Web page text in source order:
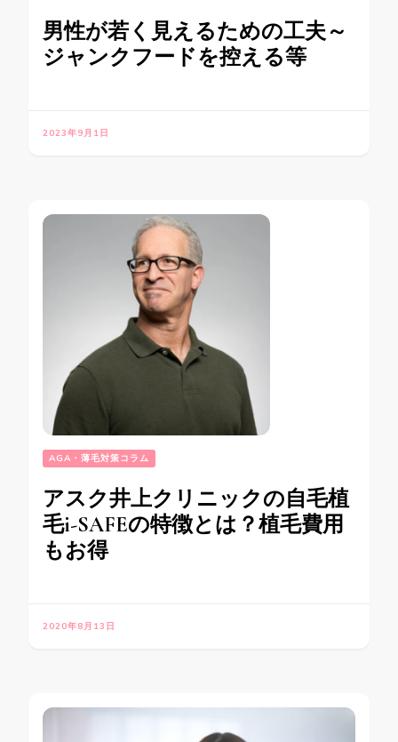
男性が若く見えるための工夫～
ジャンクフードを控える等
2023年9月1日
AGA・薄毛対策コラム
アスク井上クリニックの自毛植
毛i-SAFEの特徴とは？植毛費用
もお得
2020年8月13日